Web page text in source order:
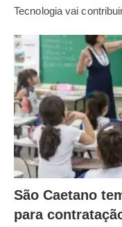
Tecnologia vai
São Caetano
para